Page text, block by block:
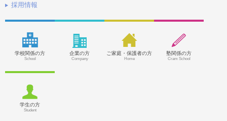
採用情報
学校関係の方
School
企業の方
Company
ご家庭・保護者の方
Home
塾関係の方
Cram School
学生の方
Student